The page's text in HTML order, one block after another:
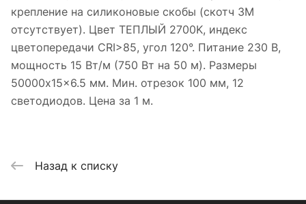
крепление на силиконовые скобы (скотч 3M
отсутствует). Цвет ТЕПЛЫЙ 2700K, индекс
цветопередачи CRI>85, угол 120°. Питание 230 В,
мощность 15 Вт/м (750 Вт на 50 м). Размеры
50000x15x6.5 мм. Мин. отрезок 100 мм, 12
светодиодов. Цена за 1 м.
Назад к списку